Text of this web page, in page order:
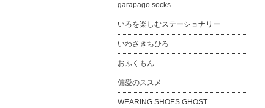
garapago socks
いろを楽しむステーショナリー
いわさきちひろ
おふくもん
偏愛のススメ
WEARING SHOES GHOST